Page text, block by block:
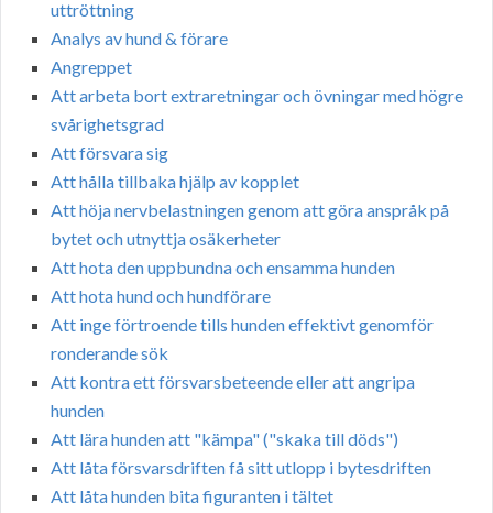
uttröttning
Analys av hund & förare
Angreppet
Att arbeta bort extraretningar och övningar med högre
svårighetsgrad
Att försvara sig
Att hålla tillbaka hjälp av kopplet
Att höja nervbelastningen genom att göra anspråk på
bytet och utnyttja osäkerheter
Att hota den uppbundna och ensamma hunden
Att hota hund och hundförare
Att inge förtroende tills hunden effektivt genomför
ronderande sök
Att kontra ett försvarsbeteende eller att angripa
hunden
Att lära hunden att "kämpa" ("skaka till döds")
Att låta försvarsdriften få sitt utlopp i bytesdriften
Att låta hunden bita figuranten i tältet